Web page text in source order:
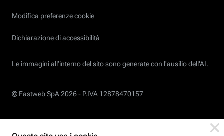
Modifica preferenze cookie
Dichiarazione di accessibilità
Le immagini all’interno del sito sono generate con l'ausilio dell'AI.
© Fastweb SpA 2026 - P.IVA 12878470157